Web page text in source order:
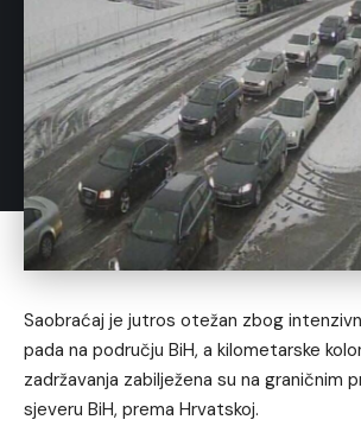
Saobraćaj je jutros otežan zbog
pada na području BiH, a kilometarske
zadržavanja zabilježena su na graničnim
sjeveru BiH, prema Hrvatskoj.